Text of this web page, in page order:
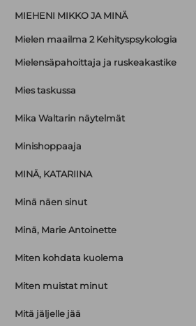
MIEHENI MIKKO JA MINÄ
Mielen maailma 2 Kehityspsykologia
Mielensäpahoittaja ja ruskeakastike
Mies taskussa
Mika Waltarin näytelmät
Minishoppaaja
MINÄ, KATARIINA
Minä näen sinut
Minä, Marie Antoinette
Miten kohdata kuolema
Miten muistat minut
Mitä jäljelle jää